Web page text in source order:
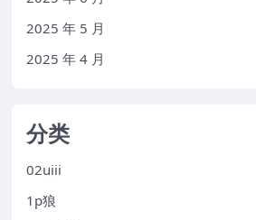
2025 年 5 月
2025 年 4 月
分类
02uiii
1p狼